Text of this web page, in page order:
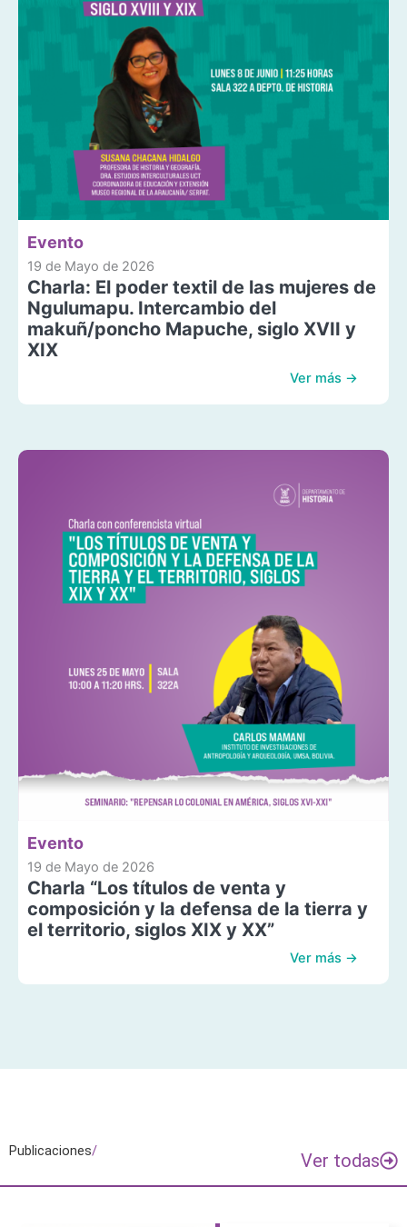
Evento
19 de Mayo de 2026
Charla: El poder textil de las mujeres de
Ngulumapu. Intercambio del
makuñ/poncho Mapuche, siglo XVII y
XIX
Ver más →
Evento
19 de Mayo de 2026
Charla “Los títulos de venta y
composición y la defensa de la tierra y
el territorio, siglos XIX y XX”
Ver más →
Publicaciones/ Ver todas